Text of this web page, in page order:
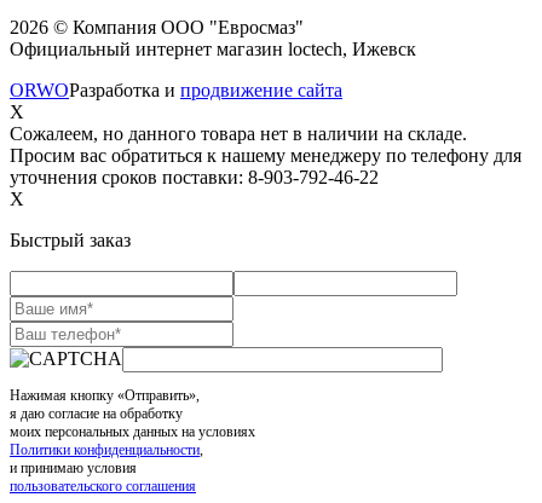
2026 © Компания ООО "Евросмаз"
Официальный интернет магазин loctech, Ижевск
ORWOРазработка и продвижение сайта
X
Сожалеем, но данного товара нет в наличии на складе.
Просим вас обратиться к нашему менеджеру по телефону для
уточнения сроков поставки: 8-903-792-46-22
X
Быстрый заказ
Нажимая кнопку «Отправить»,
я даю согласие на обработку
моих персональных данных на условиях
Политики конфиденциальности,
и принимаю условия
пользовательского соглашения